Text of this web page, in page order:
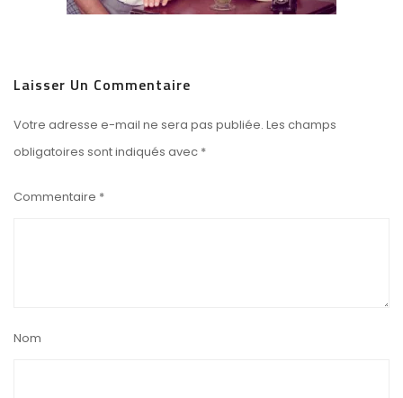
Laisser Un Commentaire
Votre adresse e-mail ne sera pas publiée. Les champs
obligatoires sont indiqués avec *
Commentaire *
Nom